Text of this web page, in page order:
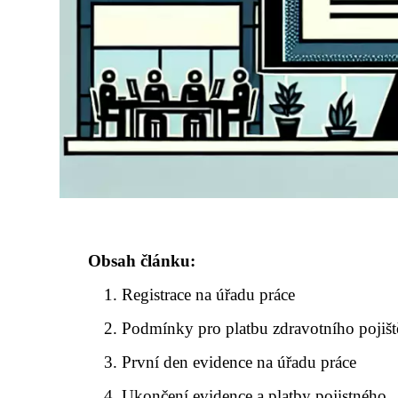
Obsah článku:
Registrace na úřadu práce
Podmínky pro platbu zdravotního
První den evidence na úřadu práce